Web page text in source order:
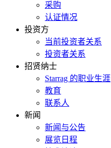
采购
认证情况
投资方
当前投资者关系
投资者关系
招贤纳士
Starrag 的职业生涯
教育
联系人
新闻
新闻与公告
展览日程